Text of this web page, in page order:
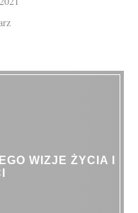
WIZJE ŻYCIA I